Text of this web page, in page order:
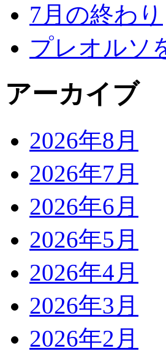
7月の終わり
プレオルソ
アーカイブ
2026年8月
2026年7月
2026年6月
2026年5月
2026年4月
2026年3月
2026年2月